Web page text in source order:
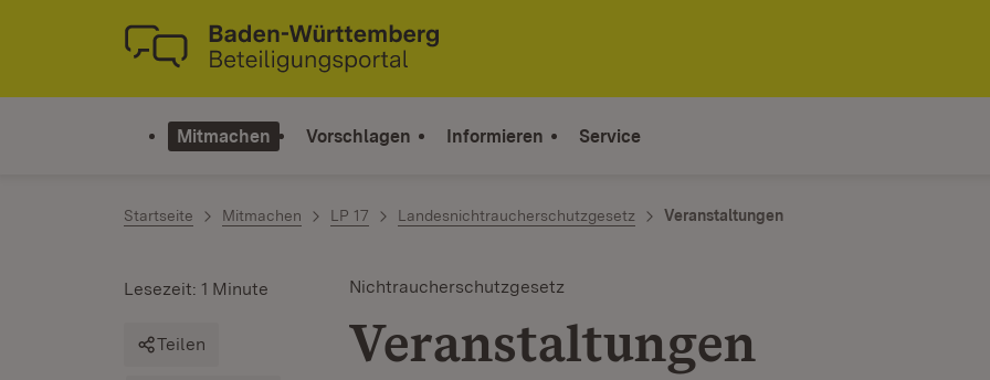
Zum Inhalt springen
Link zur Startseite
Mitmachen Vorschlagen Informieren Service
Startseite Mitmachen LP 17 Landesnichtraucherschutzgesetz Veranstaltungen
Nichtraucherschutzgesetz
Veranstaltungen
Lesezeit: 1 Minute
Teilen